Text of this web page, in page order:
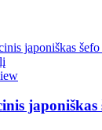
japoniškas